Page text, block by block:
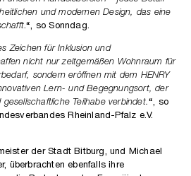
und modernen Design, das eine
.“, so Sonndag.
Zeichen für Inklusion und
nicht nur zeitgemäßen Wohnraum für
sondern eröffnen mit dem HENRY
Lern- und Begegnungsort, der
Teilhabe verbindet.“, so
Rheinland-Pfalz e.V.
der Stadt Bitburg, und Michael
überbrachten ebenfalls ihre